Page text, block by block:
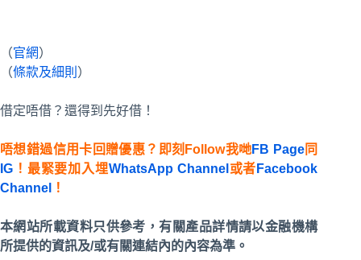
（官網）
（條款及細則 ）
借定唔借？還得到先好借！
唔想錯過信用卡回贈優惠？即刻Follow我哋FB Page同
IG ！最緊要加入埋WhatsApp Channel 或者 Facebook
Channel
！
本網站所載資料只供參考，有關產品詳情請以金融機構
所提供的資訊及/或有關連結內的內容為準。